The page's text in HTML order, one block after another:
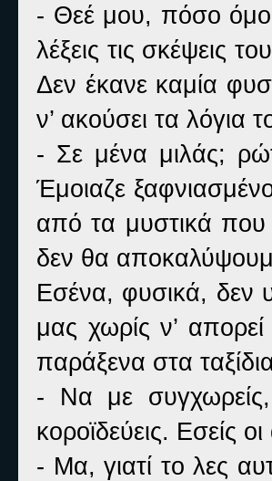
- Θεέ μου, πόσο
λέξεις τις σκέψεις
Δεν έκανε καμία
ν’ ακούσει τα λόγια
- Σε μένα μιλάς;
Έμοιαζε
από τα μυστικά που
δεν θα
Εσένα, φυσικά, δεν
μας χωρίς ν’ απορεί
παράξενα στα
- Να με
κοροϊδεύεις. Εσείς
- Μα, γιατί το λες